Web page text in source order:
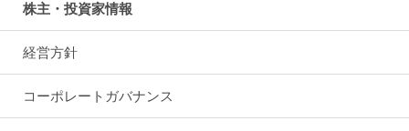
株主・投資家情報
経営方針
コーポレートガバナンス